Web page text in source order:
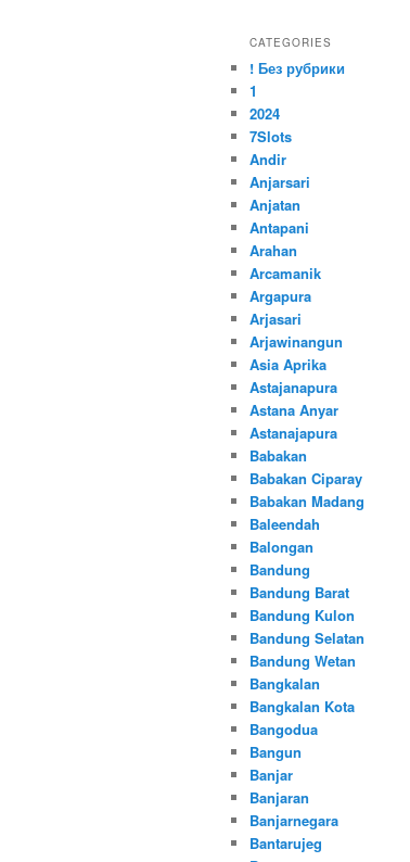
CATEGORIES
! Без рубрики
1
2024
7Slots
Andir
Anjarsari
Anjatan
Antapani
Arahan
Arcamanik
Argapura
Arjasari
Arjawinangun
Asia Aprika
Astajanapura
Astana Anyar
Astanajapura
Babakan
Babakan Ciparay
Babakan Madang
Baleendah
Balongan
Bandung
Bandung Barat
Bandung Kulon
Bandung Selatan
Bandung Wetan
Bangkalan
Bangkalan Kota
Bangodua
Bangun
Banjar
Banjaran
Banjarnegara
Bantarujeg